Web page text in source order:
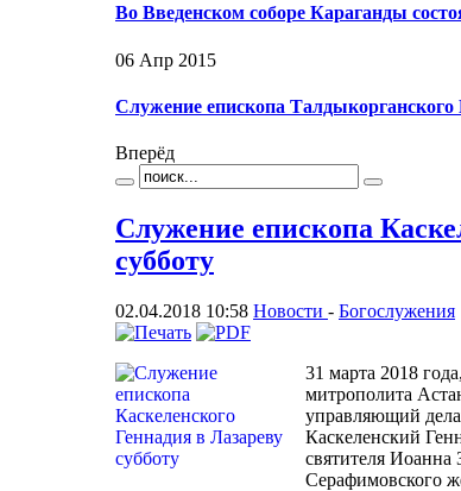
Во Введенском соборе Караганды
06 Апр 2015
Служение епископа
Вперёд
Служение епископа
субботу
02.04.2018 10:58 Новости - Богослужения
31 марта 2018
митрополита
управляющий
Каскеленский
святителя Иоанна
Серафимовского